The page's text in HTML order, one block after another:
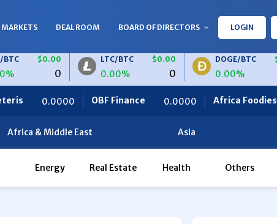
MARKETS DEAL ROOM BOARD OF DIRECTORS LOGIN
$0.00 LTC/BTC
0.00%
$0.00 DOGE/BTC
0.00%
$0.00
OBF Finance 0.0000 Africa Foodies 820.0000
Africa & Middle East Asia
Energy Real Estate Health Others